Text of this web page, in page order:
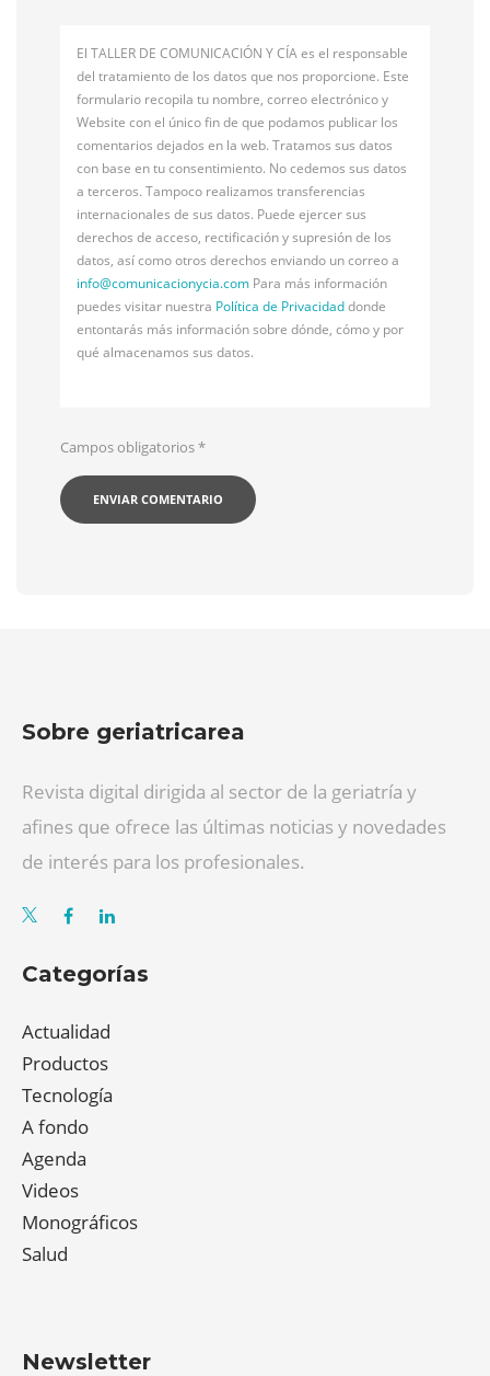
El TALLER DE COMUNICACIÓN Y CÍA es el responsable
del tratamiento de los datos que nos proporcione. Este
formulario recopila tu nombre, correo electrónico y
Website con el único fin de que podamos publicar los
comentarios dejados en la web. Tratamos sus datos
con base en tu consentimiento. No cedemos sus datos
a terceros. Tampoco realizamos transferencias
internacionales de sus datos. Puede ejercer sus
derechos de acceso, rectificación y supresión de los
datos, así como otros derechos enviando un correo a
info@comunicacionycia.com Para más información
puedes visitar nuestra Política de Privacidaddonde
entontarás más información sobre dónde, cómo y por
qué almacenamos sus datos.
Campos obligatorios*
Sobre geriatricarea
Revista digital dirigida al sector de la geriatría y
afines que ofrece las últimas noticias y novedades
de interés para los profesionales.
Categorías
Actualidad
Productos
Tecnología
A fondo
Agenda
Videos
Monográficos
Salud
Newsletter